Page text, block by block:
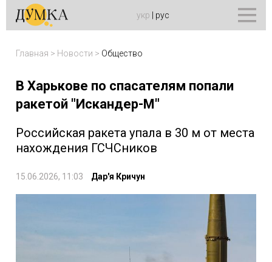
укр рус
Главная > Новости > Общество
В Харькове по спасателям попали
ракетой "Искандер-М"
Российская ракета упала в 30 м от места
нахождения ГСЧСников
15.06.2026, 11:03 Дар'я Кричун